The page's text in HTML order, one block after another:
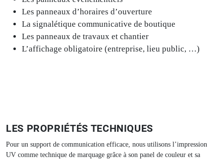
Les panneaux d’horaires d’ouverture
La signalétique communicative de boutique
Les panneaux de travaux et chantier
L’affichage obligatoire (entreprise, lieu public, …)
LES PROPRIÉTÉS TECHNIQUES
Pour un support de communication efficace, nous utilisons l’impression
UV comme technique de marquage grâce à son panel de couleur et sa